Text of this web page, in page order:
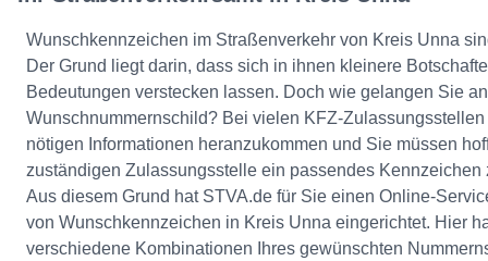
Wunschkennzeichen im Straßenverkehr von Kreis Unna
Der Grund liegt darin, dass sich in ihnen kleinere
Bedeutungen verstecken lassen. Doch wie gelangen Sie
Wunschnummernschild? Bei vielen KFZ-
nötigen Informationen heranzukommen und Sie müssen
zuständigen Zulassungsstelle ein passendes
Aus diesem Grund hat STVA.de für Sie einen Online-
von Wunschkennzeichen in Kreis Unna eingerichtet. Hier
verschiedene Kombinationen Ihres gewünschten